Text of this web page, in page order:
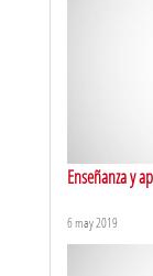
Historia y
Enseñanza y
6 may 2019